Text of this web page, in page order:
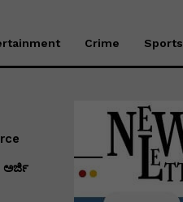
Crime Sports
ಅರ್ಜಿ